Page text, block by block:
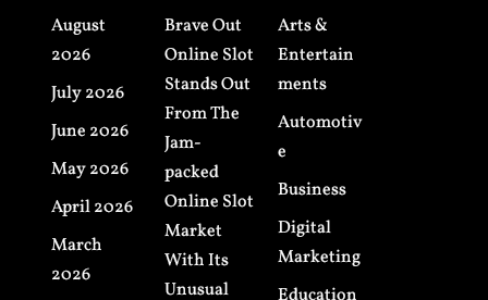
August
2026
July 2026
June 2026
May 2026
April 2026
March
2026
Brave Out
Online Slot
Stands Out
From The
Jam-
packed
Online Slot
Market
With Its
Unusual
Arts &
Entertain
ments
Automotiv
e
Business
Digital
Marketing